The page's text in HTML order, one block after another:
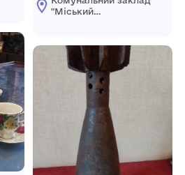
"Міський
міської ради"